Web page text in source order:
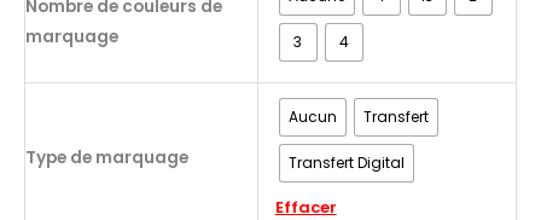
Nombre de couleurs de
marquage
3 4
Type de marquage
Aucun Transfert
Transfert Digital
Effacer